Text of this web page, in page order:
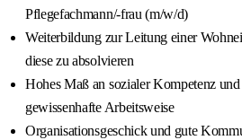
Pflegefachmann/-frau (m/w/d)
Weiterbildung zur Leitung einer
diese zu absolvieren
Hohes Maß an sozialer Kompetenz
gewissenhafte Arbeitsweise
Organisationsgeschick und gute